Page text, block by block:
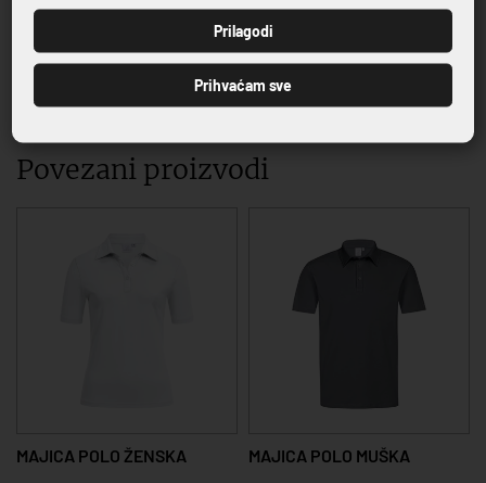
VRHUNSKA KVALITETA PROIZVODA
Povezani proizvodi
MAJICA POLO ŽENSKA MAJICA POLO MUŠKA
PRIJAVI SE
Prilagodi
Prihvaćam sve